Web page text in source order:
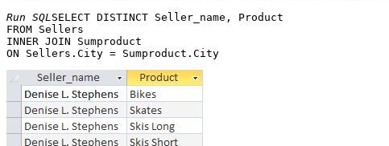
Run SQL SELECT DISTINCT Seller_name, Product
FROM Sellers
INNER JOIN Sumproduct